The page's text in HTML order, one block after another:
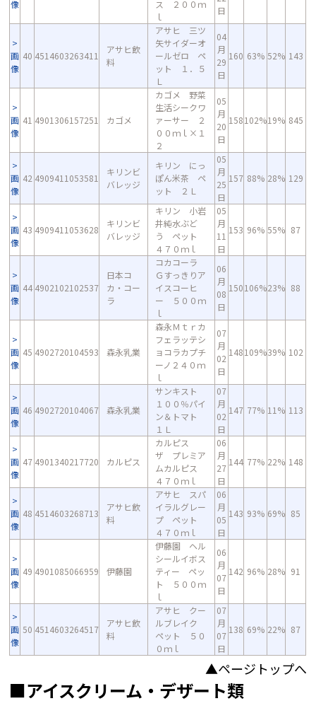
像
ス ２００ｍ
ｌ
日
画
像
40 4514603263411
アサヒ飲
料
アサヒ 三ツ
矢サイダーオ
ールゼロ ペ
ット １．５
Ｌ
04
月
29
日
160 63% 52% 143
画
像
41 4901306157251 カゴメ
カゴメ 野菜
生活シークワ
ァーサー ２
００ｍｌ×１
２
05
月
20
日
158102%19% 845
画
像
42 4909411053581
キリンビ
バレッジ
キリン にっ
ぽん米茶 ペ
ット ２Ｌ
05
月
25
日
157 88% 28% 129
画
像
43 4909411053628
キリンビ
バレッジ
キリン 小岩
井純水ぶど
う ペット
４７０ｍｌ
05
月
11
日
153 96% 55% 87
画
像
44 4902102102537
日本コ
カ・コー
ラ
コカコーラ
Ｇすっきりア
イスコーヒ
ー ５００ｍ
ｌ
06
月
08
日
150106%23% 88
画
像
45 4902720104593 森永乳業
森永Ｍｔｒカ
フェラッテシ
ョコラカプチ
ーノ２４０ｍ
ｌ
07
月
02
日
148109%39% 102
画
像
46 4902720104067 森永乳業
サンキスト
１００％パイ
ン＆トマト
１Ｌ
07
月
02
日
147 77% 11% 113
画
像
47 4901340217720 カルピス
カルピス
ザ プレミア
ムカルピス
４７０ｍｌ
06
月
27
日
144 77% 22% 148
画
像
48 4514603268713
アサヒ飲
料
アサヒ スパ
イラルグレー
プ ペット
４７０ｍｌ
06
月
05
日
143 93% 69% 85
画
像
49 4901085066959 伊藤園
伊藤園 ヘル
シールイボス
ティー ペッ
ト ５００ｍ
ｌ
06
月
07
日
142 96% 28% 91
画
像
50 4514603264517
アサヒ飲
料
アサヒ クー
ルブレイク
ペット ５０
０ｍｌ
07
月
07
日
138 69% 22% 87
▲ページトップへ
■アイスクリーム・デザート類